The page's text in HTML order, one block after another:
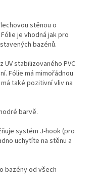
stěnou o
je vhodná jak pro
bazénů.
stabilizovaného PVC
Fólie má mimořádnou
také pozitivní vliv na
barvě.
systém J-hook (pro
uchytíte na stěnu a
bazény od všech